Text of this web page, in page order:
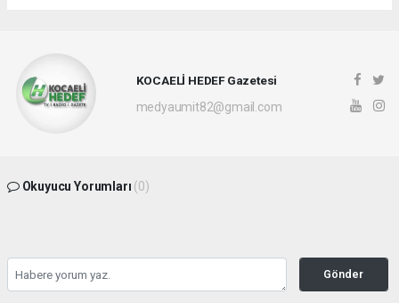
KOCAELİ HEDEF Gazetesi
medyaumit82@gmail.com
Okuyucu Yorumları (0)
Gönder